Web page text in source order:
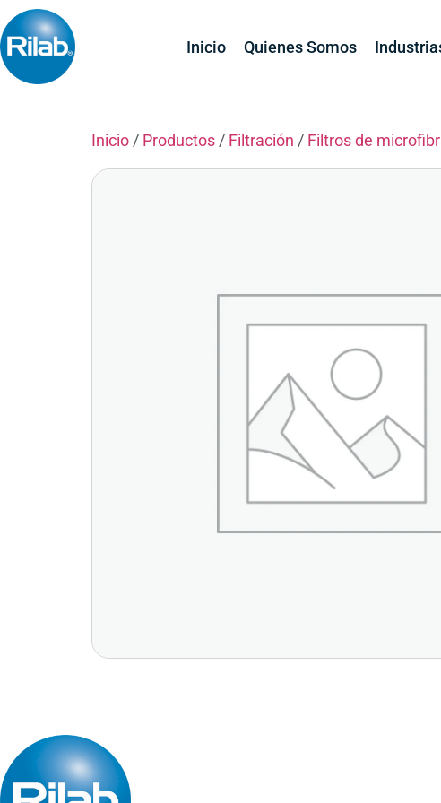
Inicio Quienes Somos
Inicio / Productos / Filtración / Filtros de